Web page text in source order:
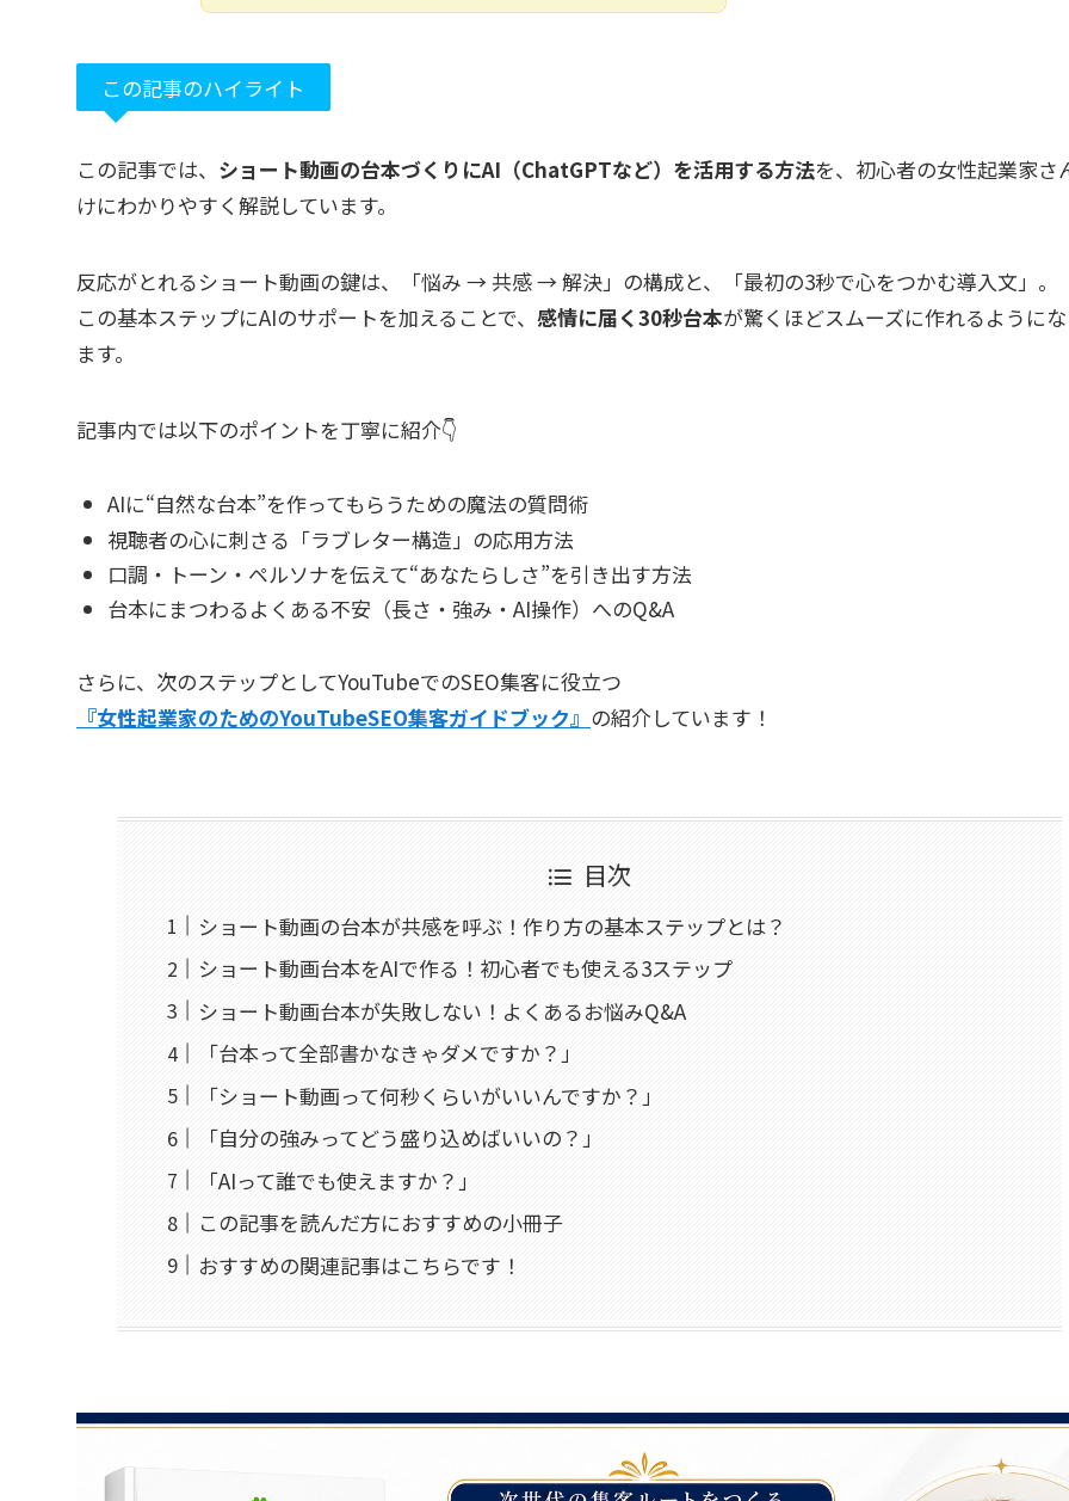
この記事のハイライト
この記事では、 ショート動画の台本づくりにAI（ChatGPTなど）を活用する方法を、初心者の女性起業家さ
けにわかりやすく解説しています。
反応がとれるショート動画の鍵は、「悩み → 共感 → 解決」の構成と、「最初の3秒で心をつかむ導入文」。
この基本ステップにAIのサポートを加えることで、 感情に届く30秒台本が驚くほどスムーズに作れるように
ます。
記事内では以下のポイントを丁寧に紹介👇
AIに“自然な台本”を作ってもらうための魔法の質問術
視聴者の心に刺さる「ラブレター構造」の応用方法
口調・トーン・ペルソナを伝えて“あなたらしさ”を引き出す方法
台本にまつわるよくある不安（長さ・強み・AI操作）へのQ&A
さらに、次のステップとしてYouTubeでのSEO集客に役立つ
『女性起業家のためのYouTubeSEO集客ガイドブック』 の紹介しています！
目次
ショート動画の台本が共感を呼ぶ！作り方の基本ステップとは？
ショート動画台本をAIで作る！初心者でも使える3ステップ
ショート動画台本が失敗しない！よくあるお悩みQ&A
「台本って全部書かなきゃダメですか？」
「ショート動画って何秒くらいがいいんですか？」
「自分の強みってどう盛り込めばいいの？」
「AIって誰でも使えますか？」
この記事を読んだ方におすすめの小冊子
おすすめの関連記事はこちらです！